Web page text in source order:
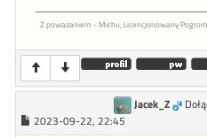
Z poważaniem - Michu, Licencjonowany
Jacek_Z
2023-09-22, 22:45